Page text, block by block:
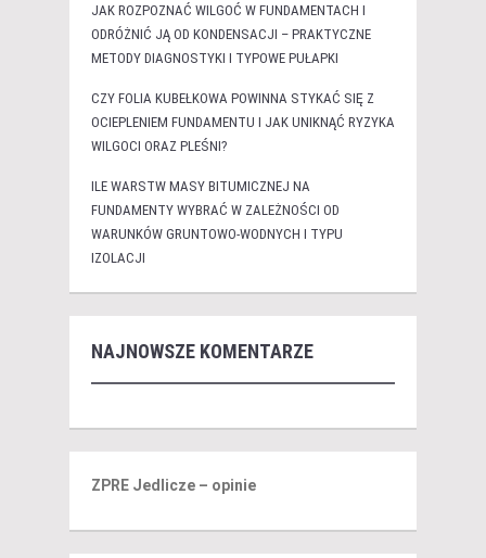
JAK ROZPOZNAĆ WILGOĆ W FUNDAMENTACH I
ODRÓŻNIĆ JĄ OD KONDENSACJI – PRAKTYCZNE
METODY DIAGNOSTYKI I TYPOWE PUŁAPKI
CZY FOLIA KUBEŁKOWA POWINNA STYKAĆ SIĘ Z
OCIEPLENIEM FUNDAMENTU I JAK UNIKNĄĆ RYZYKA
WILGOCI ORAZ PLEŚNI?
ILE WARSTW MASY BITUMICZNEJ NA
FUNDAMENTY WYBRAĆ W ZALEŻNOŚCI OD
WARUNKÓW GRUNTOWO-WODNYCH I TYPU
IZOLACJI
NAJNOWSZE KOMENTARZE
ZPRE Jedlicze – opinie